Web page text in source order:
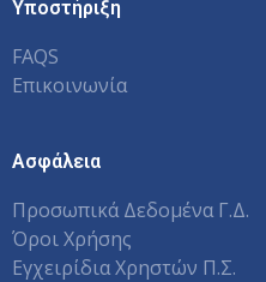
Υποστήριξη
FAQS
Επικοινωνία
Ασφάλεια
Προσωπικά Δεδομένα Γ.Δ.
Όροι Χρήσης
Εγχειρίδια Χρηστών Π.Σ.